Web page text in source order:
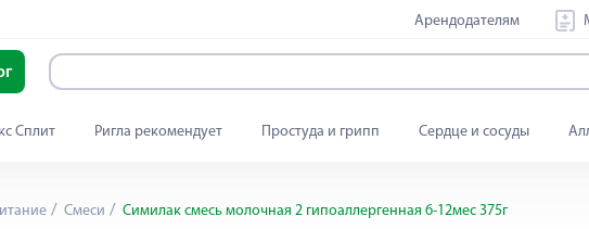
Арендодателям
Сплит Ригла рекомендует Простуда и грипп Сердце и сосуды
Смеси Симилак смесь молочная 2 гипоаллергенная 6-12мес 375г